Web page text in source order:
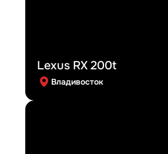
Lexus RX 200t
Владивосток